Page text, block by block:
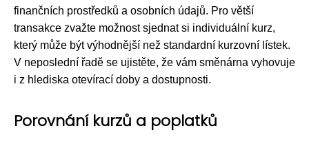
finančních prostředků a osobních údajů. Pro větší
transakce zvažte možnost sjednat si individuální kurz,
který může být výhodnější než standardní kurzovní lístek.
V neposlední řadě se ujistěte, že vám směnárna vyhovuje
i z hlediska otevírací doby a dostupnosti.
Porovnání kurzů a poplatků